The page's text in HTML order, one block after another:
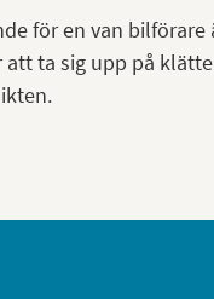
för en van bilförare
ta sig upp på